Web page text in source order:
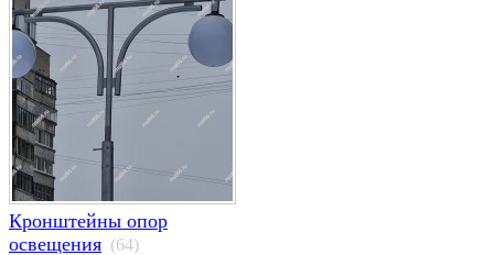
Кронштейны опор
освещения (64)